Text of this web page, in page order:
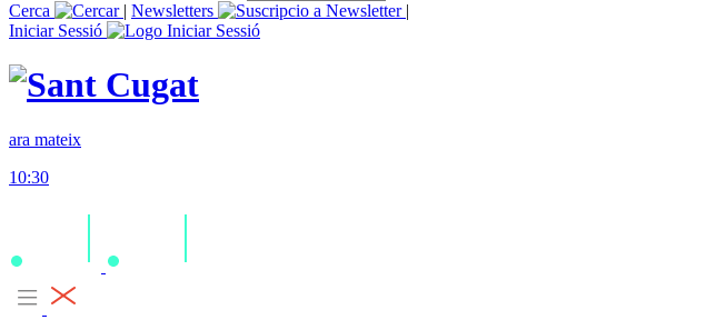
Cerca
| Newsletters
|
Iniciar Sessió
ara mateix
10:30